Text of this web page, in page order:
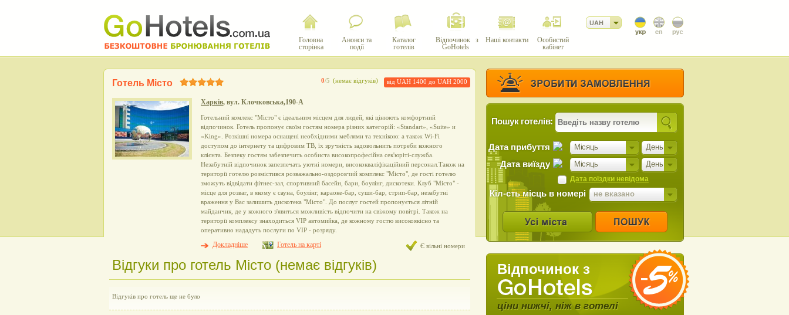
Головна
сторінка
Анонси та
події
Каталог
готелів
Відпочинок з
GoHotels
Наші контакти
Особистий
кабінет
UAH
0/5 (немає відгуків) від UAH 1400 до UAH 2000
Готель Місто
Харків, вул. Клочковська,190-А
Готельний комлекс "Місто" є ідеальним місцем для людей, які цінюють комфортний
відпочинок. Готель пропонує своїм гостям номера різних категорій: «Standart», «Suite» и
«King». Розкішні номера оснащені необхідними меблями та технікою: а також Wi-Fi
доступом до інтернету та цифровим ТВ, їх зручність задовольнить потреби кожного
клієнта. Безпеку гостям забезпечить особиста високопрофесійна сек'юріті-служба.
Незабутній відпочинок запезпечать уютні номери, висококваліфікаційний персонал.Також на
території готелю розмістився розважально-оздоровчий комплекс "Місто", де гості готелю
зможуть відвідати фітнес-зал, спортивний басейн, бари, боулінг, дискотеки. Клуб "Місто" -
місце для розваг, в якому є сауна, боулінг, караоке-бар, суши-бар, стрип-бар, незабутні
враження у Вас залишить дискотека "Місто". До послуг гостей пропонується літній
майданчик, де у кожного з'явиться можливість відпочити на свіжому повітрі. Також на
території комплексу знаходиться VIP автомийка, де кожному гостю високоякісно та
оперативно нададуть послуги по VIP - розряду.
Докладніше Готель на карті Є вільні номери
Відгуки про готель Місто (немає відгуків)
Відгуків про готель ще не було
Пошук готелів:
Місяць День
Дата прибуття
Місяць День
Дата виїзду
Дата поїздки невідома
Кіл-сть місць в номері не вказано
Відпочинок з
ціни нижчі, ніж в готелі